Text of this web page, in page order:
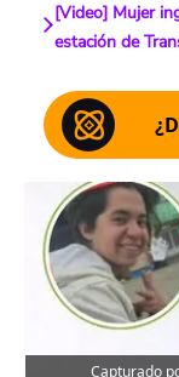
[Video] Mujer
estación de
Capturado